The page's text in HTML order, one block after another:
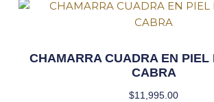
CHAMARRA CUADRA EN PIEL
CABRA
$11,995.00